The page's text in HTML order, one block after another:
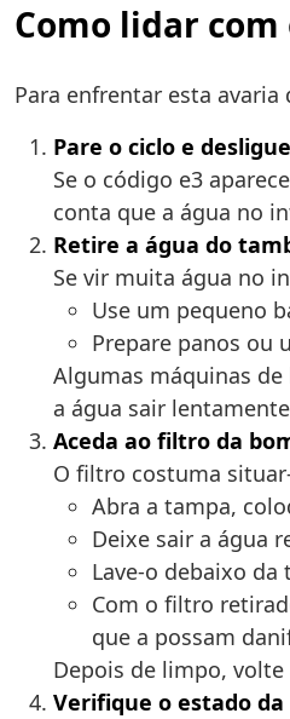
Como lidar
Para enfrentar esta
Pare o ciclo e
Se o código e3
conta que a água no
Retire a água do
Se vir muita água no
Use um pequeno
Prepare panos ou
Algumas máquinas
a água sair
Aceda ao filtro da
O filtro costuma
Abra a tampa,
Deixe sair a água
Lave-o debaixo
Com o filtro
que a possam
Depois de limpo,
Verifique o estado